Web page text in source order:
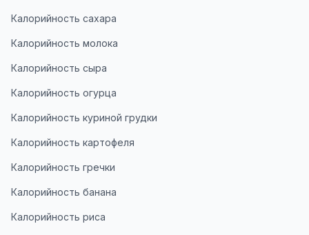
Калорийность сахара
Калорийность молока
Калорийность сыра
Калорийность огурца
Калорийность куриной грудки
Калорийность картофеля
Калорийность гречки
Калорийность банана
Калорийность риса